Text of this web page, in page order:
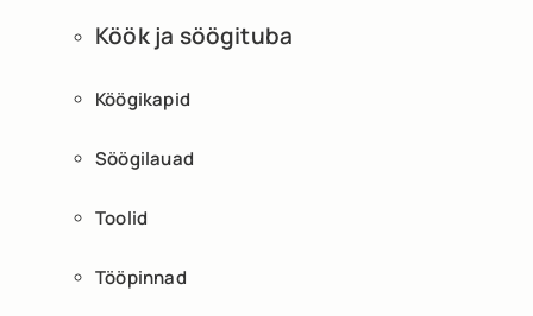
Köök ja söögituba
Köögikapid
Söögilauad
Toolid
Tööpinnad